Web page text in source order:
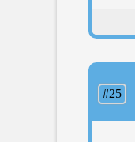
#25